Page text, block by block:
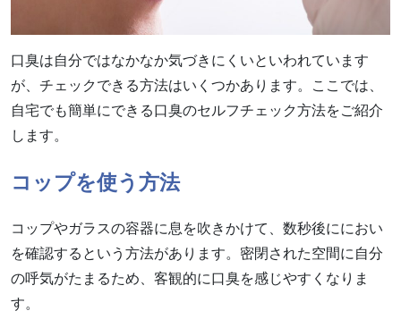
口臭は自分ではなかなか気づきにくいといわれています
が、チェックできる方法はいくつかあります。ここでは、
自宅でも簡単にできる口臭のセルフチェック方法をご紹介
します。
コップを使う方法
コップやガラスの容器に息を吹きかけて、数秒後ににおい
を確認するという方法があります。密閉された空間に自分
の呼気がたまるため、客観的に口臭を感じやすくなりま
す。